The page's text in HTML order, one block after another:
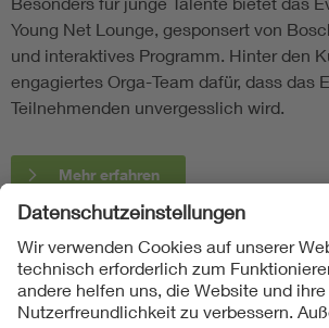
Young Net Lounge, gesponsert von
und interaktives Programm. Hinter den
engagiertes Orga-Team dafür, dass das
Teilnehmenden unvergesslich wird.
Mehr erfahren
Folgen Sie uns